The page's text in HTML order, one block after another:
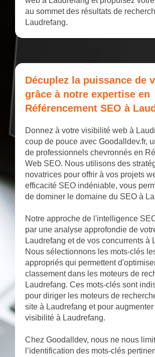
au sommet des résultats de
Laudrefang.
Décuplez la puissance de
grâce à notre expertise en
Référencement SEO à
Donnez à votre visibilité web à
coup de pouce avec Goodalldev.fr,
de professionnels chevronnés en
Web SEO. Nous utilisons des
novatrices pour offrir à vos projets
efficacité SEO indéniable, vous
de dominer le domaine du SEO à
Notre approche de l'intelligence
par une analyse approfondie de
Laudrefang et de vos concurrents à
Nous sélectionnons les mots-clés
appropriés qui permettent
classement dans les moteurs de
Laudrefang. Ces mots-clés sont
pour diriger les moteurs de
site à Laudrefang et pour augmenter
visibilité à Laudrefang.
Chez Goodalldev, nous ne nous
l’identification des mots-clés